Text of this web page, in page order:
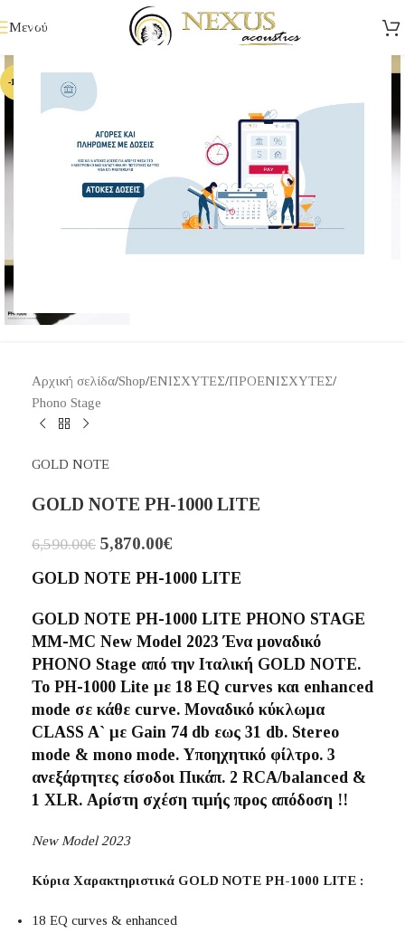
Μενού
-11%
Κάντε κλικ για μεγέθυνση
Αρχική σελίδα/Shop/ΕΝΙΣΧΥΤΕΣ/ΠΡΟΕΝΙΣΧΥΤΕΣ/
Phono Stage
GOLD NOTE
GOLD NOTE PH-1000 LITE
6,590.00€ 5,870.00€
GOLD NOTE PH-1000 LITE
GOLD NOTE PH-1000 LITE PHONO STAGE
MM-MC New Model 2023 Ένα μοναδικό
PHONO Stage από την Ιταλική GOLD NOTE.
To PH-1000 Lite με 18 EQ curves και enhanced
mode σε κάθε curve. Μοναδικό κύκλωμα
CLASS A` με Gain 74 db εως 31 db. Stereo
mode & mono mode. Υποηχητικό φίλτρο. 3
ανεξάρτητες είσοδοι Πικάπ. 2 RCA/balanced &
1 XLR. Αρίστη σχέση τιμής προς απόδοση !!
New Model 2023
Κύρια Χαρακτηριστικά GOLD NOTE PH-1000 LITE :
18 EQ curves & enhanced